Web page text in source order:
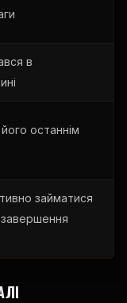
в
останнім
займатися